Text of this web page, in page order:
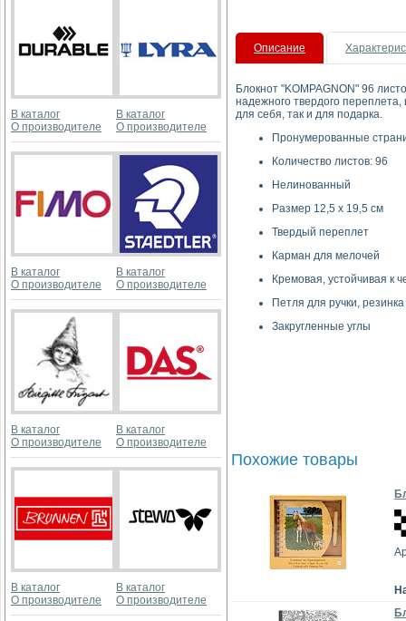
В каталог
О производителе
В каталог
О производителе
В каталог
О производителе
В каталог
О производителе
В каталог
О производителе
В каталог
О производителе
В каталог
О производителе
В каталог
О производителе
Описание
Блокнот "KOMPAGNON" 96
надежного твердого
для себя, так и для подарка.
Пронумерованные
Количество листов: 96
Нелинованный
Размер 12,5 х 19,5 см
Твердый переплет
Карман для мелочей
Кремовая, устойчивая к
Петля для ручки, резинка
Закругленные углы
Похожие товары